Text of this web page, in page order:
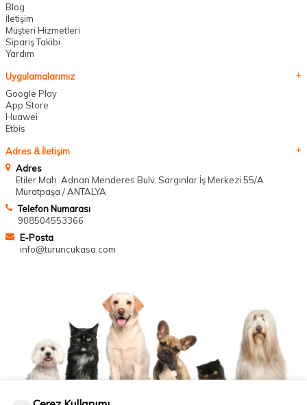
Blog
İletişim
Müşteri Hizmetleri
Sipariş Takibi
Yardım
Uygulamalarımız
Google Play
App Store
Huawei
Etbis
Adres & İletişim
Adres
Etiler Mah. Adnan Menderes Bulv. Sargınlar İş Merkezi 55/A
Muratpaşa / ANTALYA
Telefon Numarası
908504553366
E-Posta
info@turuncukasa.com